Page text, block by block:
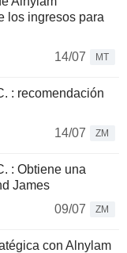
los ingresos para
14/07
MT
: recomendación
14/07
ZM
: Obtiene una
James
09/07
ZM
con Alnylam